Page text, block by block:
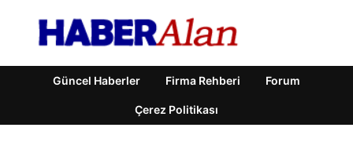
Güncel Haberler Firma Rehberi Forum
Çerez Politikası